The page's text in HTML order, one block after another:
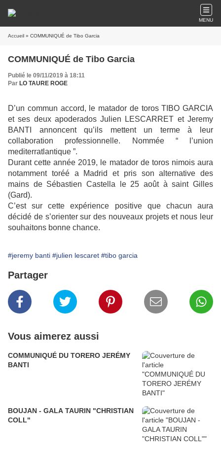
MENU
Accueil » COMMUNIQUÉ de Tibo Garcia
COMMUNIQUÉ de Tibo Garcia
Publié le 09/11/2019 à 18:11
Par LO TAURE ROGE
D’un commun accord, le matador de toros TIBO GARCIA
et ses deux apoderados Julien LESCARRET et Jeremy
BANTI annoncent qu’ils mettent un terme à leur
collaboration professionnelle. Nommée “ l’union
mediterratlantique ”.
Durant cette année 2019, le matador de toros nimois aura
notamment toréé a Madrid et pris son alternative des
mains de Sébastien Castella le 25 août à saint Gilles
(Gard).
C’est sur cette expérience positive que chacun aura
décidé de s’orienter sur des nouveaux projets et nous leur
souhaitons bonne chance.
#jeremy banti #julien lescaret #tibo garcia
Partager
Vous aimerez aussi
COMMUNIQUÉ DU TORERO JERÉMY
BANTI
BOUJAN - GALA TAURIN "CHRISTIAN
COLL"